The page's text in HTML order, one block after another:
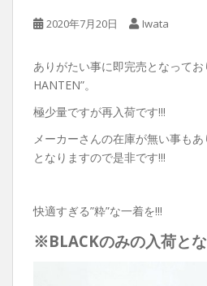
2020年7月20日 Iwata
ありがたい事に即完売となってお
HANTEN”。
極少量ですが再入荷です!!!
メーカーさんの在庫が無い事も
となりますので是非です!!!
快適すぎる”粋”な一着を!!!
※BLACKのみの入荷とな